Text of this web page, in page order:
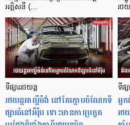
អគ្គិសនី (…
រថ
ទីផ្សាររថយន្ត
រថយន្តអាល្លឺម៉ង់ នៅតែក្តោបចំណែកទី
ផ្សារធំនៅអឺរ៉ុប ទោះមានការប្រកួត
ទីផ្ស
អ្ន
រថ